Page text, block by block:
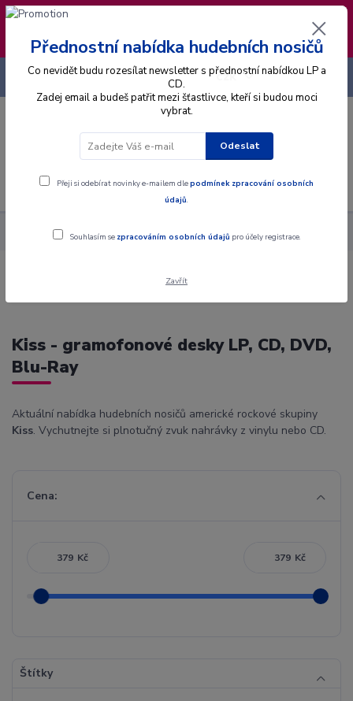
❣️ Od 4.8. do 13.8. čerpám dovolenou. Datum
expedice objednávek se posouvá na pátek
14.8.2026 🐋
Menu
CZK
+420 725 736 293
Interpret K Kiss
Kiss - gramofonové desky LP, CD, DVD,
Blu-Ray
Aktuální nabídka hudebních nosičů americké rockové skupiny
Kiss. Vychutnejte si plnotučný zvuk nahrávky z vinylu nebo CD.
Cena:
Kč Kč
Štítky
Přednostní nabídka hudebních nosičů
Co nevidět budu rozesílat newsletter s přednostní nabídkou LP a
CD.
Zadej email a budeš patřit mezi šťastlivce, kteří si budou moci
vybrat.
Odeslat
Přeji si odebírat novinky e-mailem dlepodmínek zpracování osobních
údajů.
Souhlasím se zpracováním osobních údajů pro účely registrace.
Zavřít